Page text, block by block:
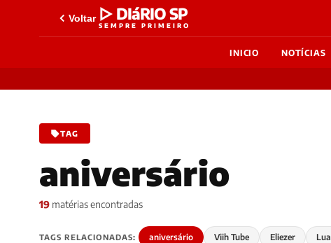
Voltar ▷ DIáRIO SP
SEMPRE PRIMEIRO
INICIO NOTÍCIAS
TAG
aniversário
19 matérias encontradas
TAGS RELACIONADAS: aniversário Viih Tube Eliezer Lua